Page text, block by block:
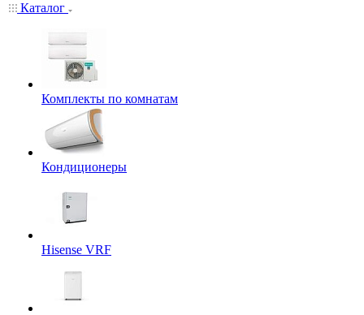
Каталог
Комплекты по комнатам
Кондиционеры
Hisense VRF